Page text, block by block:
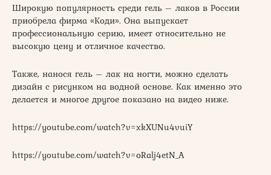
Широкую популярность среди гель – лаков в России
приобрела фирма «Коди». Она выпускает
профессиональную серию, имеет относительно не
высокую цену и отличное качество.
Также, нанося гель – лак на ногти, можно сделать
дизайн с рисунком на водной основе. Как именно это
делается и многое другое показано на видео ниже.
https://youtube.com/watch?v=xkXUNu4vuiY
https://youtube.com/watch?v=oRalj4etN_A